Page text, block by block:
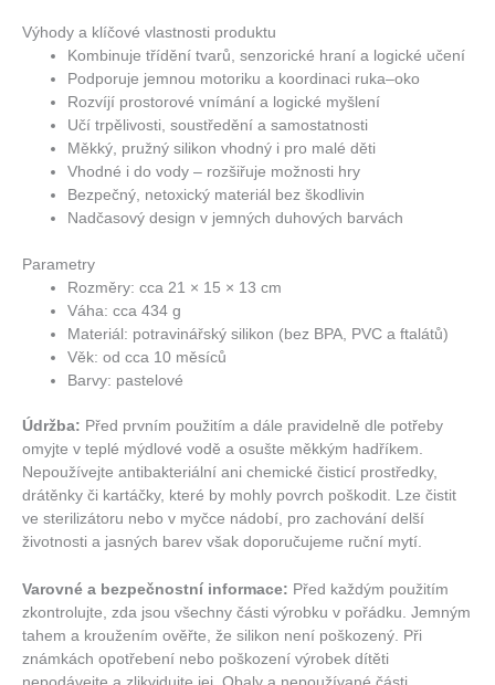
Výhody a klíčové vlastnosti produktu
Kombinuje třídění tvarů, senzorické hraní a logické učení
Podporuje jemnou motoriku a koordinaci ruka–oko
Rozvíjí prostorové vnímání a logické myšlení
Učí trpělivosti, soustředění a samostatnosti
Měkký, pružný silikon vhodný i pro malé děti
Vhodné i do vody – rozšiřuje možnosti hry
Bezpečný, netoxický materiál bez škodlivin
Nadčasový design v jemných duhových barvách
Parametry
Rozměry: cca 21 × 15 × 13 cm
Váha: cca 434 g
Materiál: potravinářský silikon (bez BPA, PVC a ftalátů)
Věk: od cca 10 měsíců
Barvy: pastelové
Údržba: Před prvním použitím a dále pravidelně dle potřeby
omyjte v teplé mýdlové vodě a osušte měkkým hadříkem.
Nepoužívejte antibakteriální ani chemické čisticí prostředky,
drátěnky či kartáčky, které by mohly povrch poškodit. Lze čistit
ve sterilizátoru nebo v myčce nádobí, pro zachování delší
životnosti a jasných barev však doporučujeme ruční mytí.
Varovné a bezpečnostní informace: Před každým použitím
zkontrolujte, zda jsou všechny části výrobku v pořádku. Jemným
tahem a kroužením ověřte, že silikon není poškozený. Při
známkách opotřebení nebo poškození výrobek dítěti